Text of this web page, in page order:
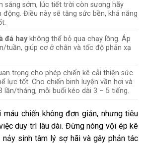
sáng sớm, lúc tiết trời còn sương hãy
động. Điều này sẽ tăng sức bền, khả năng
đá haykhông thể bỏ qua chạy lồng. Áp
tuần, giúp cơ ở chân và tốc độ phản xạ
trọng cho phép chiến kê cải thiện sức
lực tốt. Cho chiến binh luyện vần hơi và
lần/tháng, mỗi buổi kéo dài 3 – 5 tiếng.
máu chiến không đơn giản, nhưng tiêu
duy trì lâu dài. Đừng nóng vội ép kê
nảy sinh tâm lý sợ hãi và gây phản tác